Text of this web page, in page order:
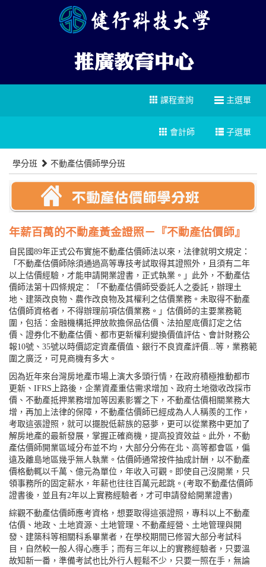
主選單
課程查詢
子選單
會計師
學分班 不動產估價師學分班
年薪百萬的不動產黃金證照－『不動產估價師』
自民國89年正式公布實施不動產估價師法以來，法律就明文規定：
「不動產估價師除須通過高等專技考試取得其證照外，且須有二年
以上估價經驗，才能申請開業證書，正式執業。」此外，不動產估
價師法第十四條規定：「不動產估價師受委託人之委託，辦理土
地、建築改良物、農作改良物及其權利之估價業務。未取得不動產
估價師資格者，不得辦理前項估價業務。」估價師的主要業務範
圍，包括：金融機構抵押放款擔保品估價、法拍屋底價訂定之估
價、證券化不動產估價、都市更新權利變換價值評估、會計財務公
報10號、35號以時價認定資產價值、銀行不良資產評價...等，業務範
圍之廣泛，可見商機有多大。
因為近年來台灣房地產市場上演大多頭行情，在政府積極推動都市
更新、IFRS上路後，企業資產重估需求增加、政府土地徵收改採市
價、不動產抵押業務增加等因素影響之下，不動產估價相關業務大
增，再加上法律的保障，不動產估價師已經成為人人稱羨的工作，
考取這張證照，就可以擺脫低薪族的惡夢，更可以從業務中更加了
解房地產的最新發展，掌握正確商機，提高投資效益。此外，不動
產估價師開業區域分布並不均，大部分分佈在北、高等都會區，偏
遠及離島地區幾乎無人執業。估價師通常按件抽成計酬，以不動產
價格動輒以千萬、億元為單位，年收入可觀。即使自己沒開業，只
領事務所的固定薪水，年薪也往往百萬元起跳。(考取不動產估價師
證書後，並且有2年以上實務經驗者，才可申請發給開業證書)
綜觀不動產估價師應考資格，想要取得這張證照，專科以上不動產
估價、地政、土地資源、土地管理、不動產經營、土地管理與開
發、建築科等相關科系畢業者，在學校期間已修習大部分考試科
目，自然較一般人得心應手；而有三年以上的實務經驗者，只要溫
故知新一番，準備考試也比外行人輕鬆不少，只要一照在手，無論